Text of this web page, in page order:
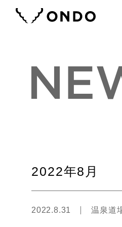
2022年8月
2022.8.31 温泉道